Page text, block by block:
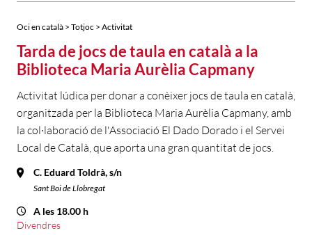
Oci en català > Totjoc > Activitat
Tarda de jocs de taula en català a la
Biblioteca Maria Aurèlia Capmany
Activitat lúdica per donar a conèixer jocs de taula en català,
organitzada per la Biblioteca Maria Aurèlia Capmany, amb
la col·laboració de l'Associació El Dado Dorado i el Servei
Local de Català, que aporta una gran quantitat de jocs.
C. Eduard Toldrà, s/n
Sant Boi de Llobregat
A les 18.00 h
Divendres